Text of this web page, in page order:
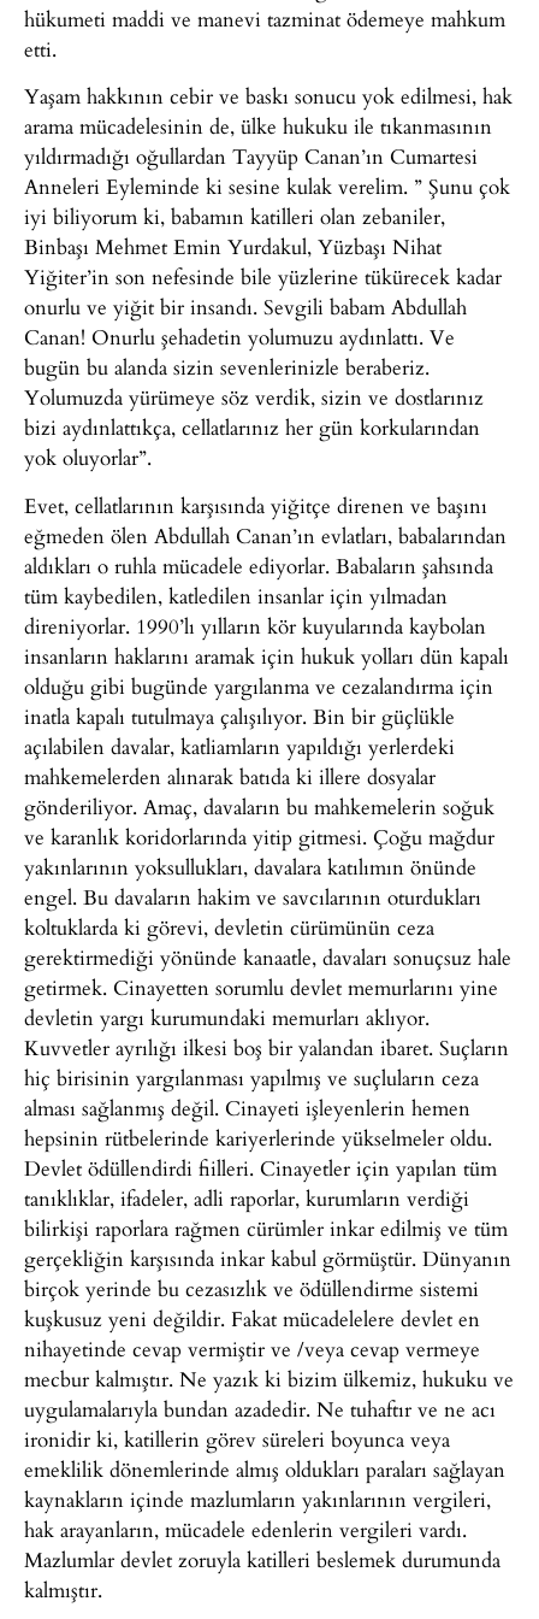
hükumeti maddi ve manevi tazminat ödemeye mahkum
etti.
Yaşam hakkının cebir ve baskı sonucu yok edilmesi, hak
arama mücadelesinin de, ülke hukuku ile tıkanmasının
yıldırmadığı oğullardan Tayyüp Canan’ın Cumartesi
Anneleri Eyleminde ki sesine kulak verelim. ” Şunu çok
iyi biliyorum ki, babamın katilleri olan zebaniler,
Binbaşı Mehmet Emin Yurdakul, Yüzbaşı Nihat
Yiğiter’in son nefesinde bile yüzlerine tükürecek kadar
onurlu ve yiğit bir insandı. Sevgili babam Abdullah
Canan! Onurlu şehadetin yolumuzu aydınlattı. Ve
bugün bu alanda sizin sevenlerinizle beraberiz.
Yolumuzda yürümeye söz verdik, sizin ve dostlarınız
bizi aydınlattıkça, cellatlarınız her gün korkularından
yok oluyorlar”.
Evet, cellatlarının karşısında yiğitçe direnen ve başını
eğmeden ölen Abdullah Canan’ın evlatları, babalarından
aldıkları o ruhla mücadele ediyorlar. Babaların şahsında
tüm kaybedilen, katledilen insanlar için yılmadan
direniyorlar. 1990’lı yılların kör kuyularında kaybolan
insanların haklarını aramak için hukuk yolları dün kapalı
olduğu gibi bugünde yargılanma ve cezalandırma için
inatla kapalı tutulmaya çalışılıyor. Bin bir güçlükle
açılabilen davalar, katliamların yapıldığı yerlerdeki
mahkemelerden alınarak batıda ki illere dosyalar
gönderiliyor. Amaç, davaların bu mahkemelerin soğuk
ve karanlık koridorlarında yitip gitmesi. Çoğu mağdur
yakınlarının yoksullukları, davalara katılımın önünde
engel. Bu davaların hakim ve savcılarının oturdukları
koltuklarda ki görevi, devletin cürümünün ceza
gerektirmediği yönünde kanaatle, davaları sonuçsuz hale
getirmek. Cinayetten sorumlu devlet memurlarını yine
devletin yargı kurumundaki memurları aklıyor.
Kuvvetler ayrılığı ilkesi boş bir yalandan ibaret. Suçların
hiç birisinin yargılanması yapılmış ve suçluların ceza
alması sağlanmış değil. Cinayeti işleyenlerin hemen
hepsinin rütbelerinde kariyerlerinde yükselmeler oldu.
Devlet ödüllendirdi fiilleri. Cinayetler için yapılan tüm
tanıklıklar, ifadeler, adli raporlar, kurumların verdiği
bilirkişi raporlara rağmen cürümler inkar edilmiş ve tüm
gerçekliğin karşısında inkar kabul görmüştür. Dünyanın
birçok yerinde bu cezasızlık ve ödüllendirme sistemi
kuşkusuz yeni değildir. Fakat mücadelelere devlet en
nihayetinde cevap vermiştir ve /veya cevap vermeye
mecbur kalmıştır. Ne yazık ki bizim ülkemiz, hukuku ve
uygulamalarıyla bundan azadedir. Ne tuhaftır ve ne acı
ironidir ki, katillerin görev süreleri boyunca veya
emeklilik dönemlerinde almış oldukları paraları sağlayan
kaynakların içinde mazlumların yakınlarının vergileri,
hak arayanların, mücadele edenlerin vergileri vardı.
Mazlumlar devlet zoruyla katilleri beslemek durumunda
kalmıştır.